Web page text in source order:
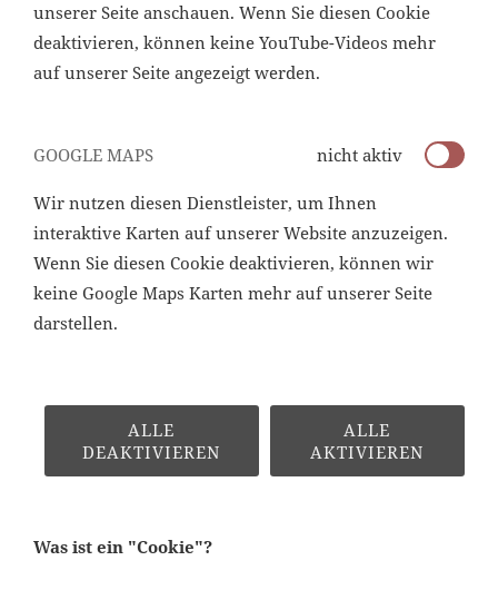
unserer Seite anschauen. Wenn Sie diesen Cookie
deaktivieren, können keine YouTube-Videos mehr
auf unserer Seite angezeigt werden.
GOOGLE MAPS nicht aktiv
Wir nutzen diesen Dienstleister, um Ihnen
interaktive Karten auf unserer Website anzuzeigen.
Wenn Sie diesen Cookie deaktivieren, können wir
keine Google Maps Karten mehr auf unserer Seite
darstellen.
ALLE
DEAKTIVIEREN
ALLE
AKTIVIEREN
Was ist ein "Cookie"?